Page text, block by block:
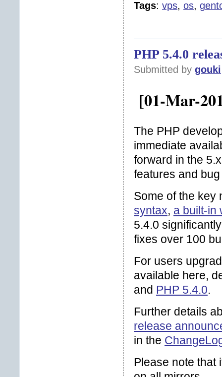
Tags: vps, os,
PHP 5.4.0
Submitted by gouki
[01-Mar-
The PHP
immediate
forward in the
features and
Some of the
syntax, a built-in
5.4.0
fixes over 100
For users
available here,
and PHP 5.4.0.
Further details
release
in the
Please note that